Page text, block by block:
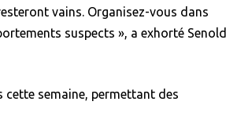
vains. Organisez-vous dans
suspects », a exhorté Senold
cette semaine, permettant des